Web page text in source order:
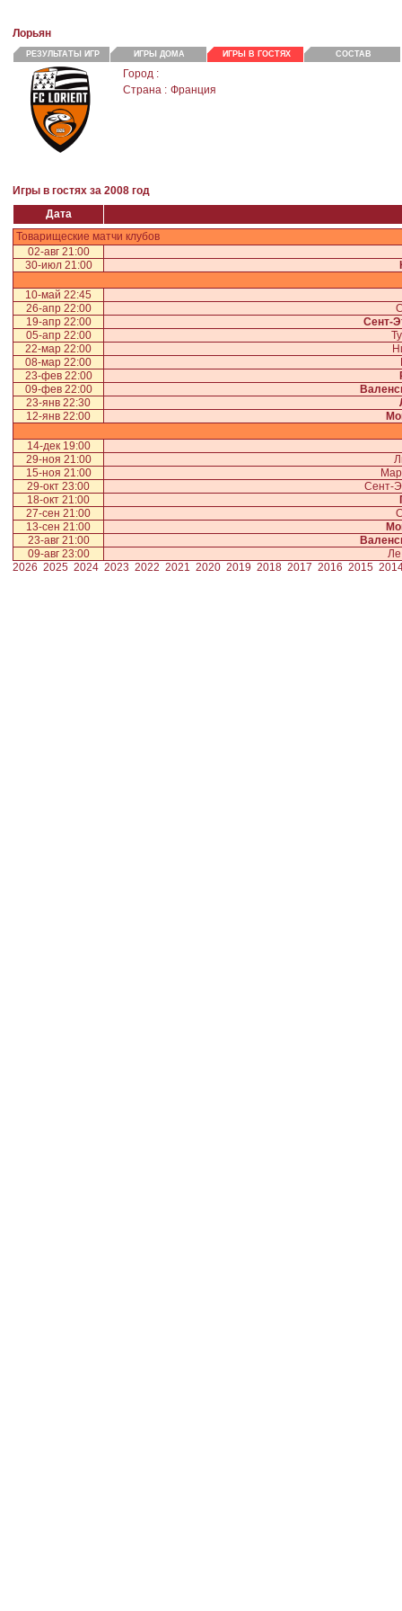
Лорьян
РЕЗУЛЬТАТЫ ИГР ИГРЫ ДОМА ИГРЫ В ГОСТЯХ СОСТАВ
Город :
Страна : Франция
Игры в гостях за 2008 год
Дата
Товарищеские матчи клубов
02-авг 21:00
30-июл 21:00
10-май 22:45
26-апр 22:00
19-апр 22:00
Сент-
05-апр 22:00
22-мар 22:00
08-мар 22:00
23-фев 22:00
09-фев 22:00
23-янв 22:30
12-янв 22:00
14-дек 19:00
29-ноя 21:00
15-ноя 21:00
29-окт 23:00
Сент-
18-окт 21:00
27-сен 21:00
13-сен 21:00
23-авг 21:00
09-авг 23:00
2026 2025 2024 2023 2022 2021 2020 2019 2018 2017 2016 2015